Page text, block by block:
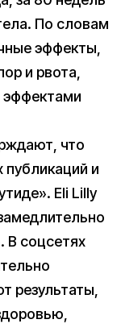
По словам
эффекты,
и рвота,
что
и
Eli Lilly
В соцсетях
результаты,